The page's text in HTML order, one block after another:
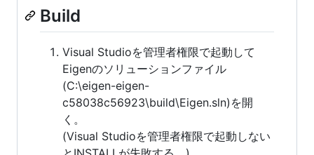
Build
Visual Studioを管理者権限で起動して
Eigenのソリューションファイル
(C:\eigen-eigen-
c58038c56923\build\Eigen.sln)を開
く。
(Visual Studioを管理者権限で起動しない